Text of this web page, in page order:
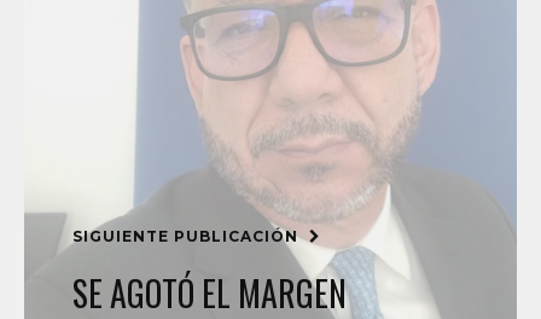
SIGUIENTE PUBLICACIÓN
SE AGOTÓ EL MARGEN